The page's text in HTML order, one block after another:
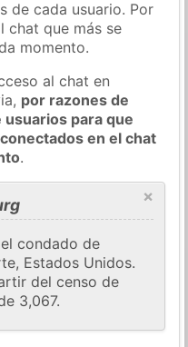
de cada usuario. Por
chat que más se
momento.
al chat en
por razones de
para que
en el chat
.
×
condado de
Estados Unidos.
del censo de
3,067.